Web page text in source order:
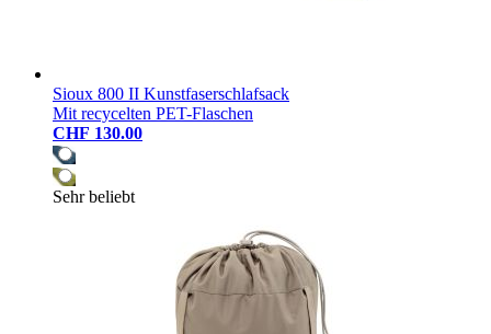
Sioux 800 II Kunstfaserschlafsack
Mit recycelten PET-Flaschen
CHF 130.00
Sehr beliebt